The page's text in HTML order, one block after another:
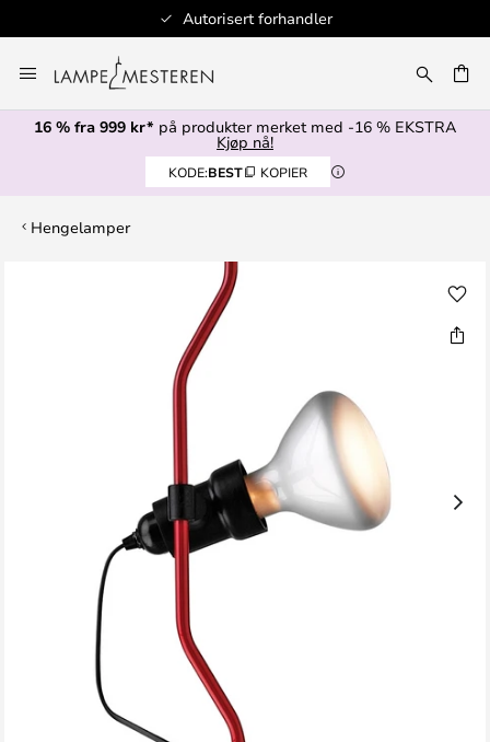
Autorisert forhandler
til
innhold
16 % fra 999 kr* på produkter merket med -16 % EKSTRA
Kjøp nå!
KODE:BEST KOPIER
Hengelamper